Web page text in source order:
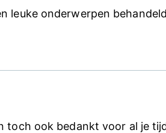
leuke onderwerpen
toch ook bedankt voor al je